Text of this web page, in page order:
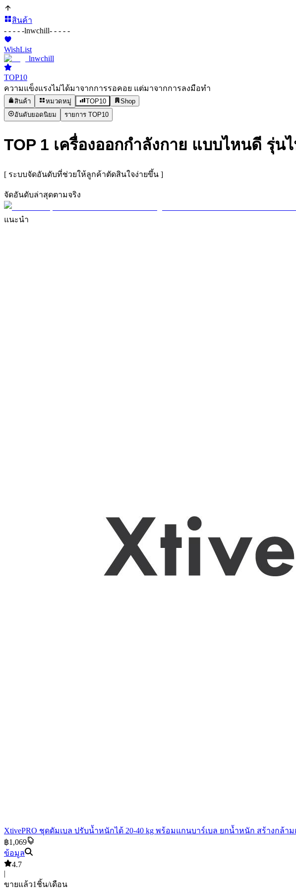
สินค้า
- - - - -lnwchill- - - - -
WishList
lnwchill
TOP10
ความแข็งแรงไม่ได้มาจากการรอคอย แต่มาจากการลงมือทำ
สินค้า หมวดหมู่ TOP10
Shop
อันดับยอดนิยม
รายการ TOP10
TOP 1 เครื่องออกกำลังกาย แบบไหนดี รุ่น
[ ระบบจัดอันดับที่ช่วยให้ลูกค้าตัดสินใจง่ายขึ้น ]
จัดอันดับล่าสุดตามจริง
แนะนำ
XtivePRO ชุดดัมเบล ปรับน้ำหนักได้ 20-40 kg พร้อมแกนบาร์เบล ยกน้ำหนัก สร้างกล้ามเ
฿1,069
ข้อมูล
4.7
|
ขายแล้ว1 ชิ้น/เดือน